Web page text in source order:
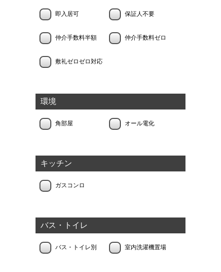
即入居可 保証人不要
仲介手数料半額 仲介手数料ゼロ
敷礼ゼロゼロ対応
環境
角部屋 オール電化
キッチン
ガスコンロ
バス・トイレ
バス・トイレ別 室内洗濯機置場